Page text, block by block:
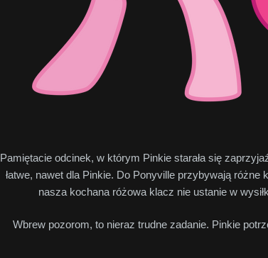
Pamiętacie odcinek, w którym Pinkie starała się
łatwe, nawet dla Pinkie. Do Ponyville przybywają
nasza kochana różowa klacz nie ustanie w
Wbrew pozorom, to nieraz trudne zadanie. Pinkie